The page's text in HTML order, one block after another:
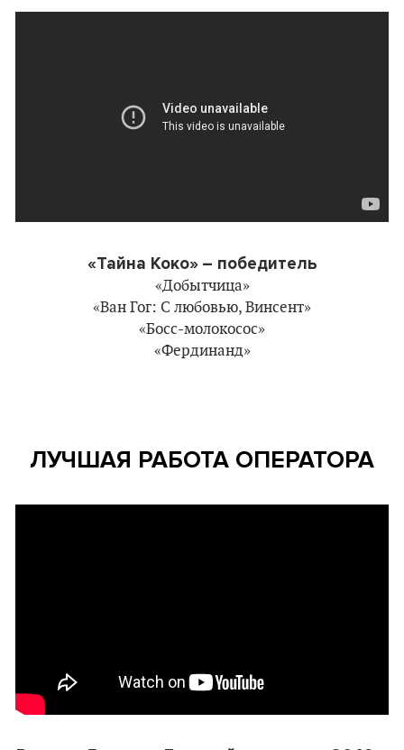
«Тайна Коко» – победитель
«Добытчица»
«Ван Гог: С любовью, Винсент»
«Босс-молокосос»
«Фердинанд»
ЛУЧШАЯ РАБОТА ОПЕРАТОРА